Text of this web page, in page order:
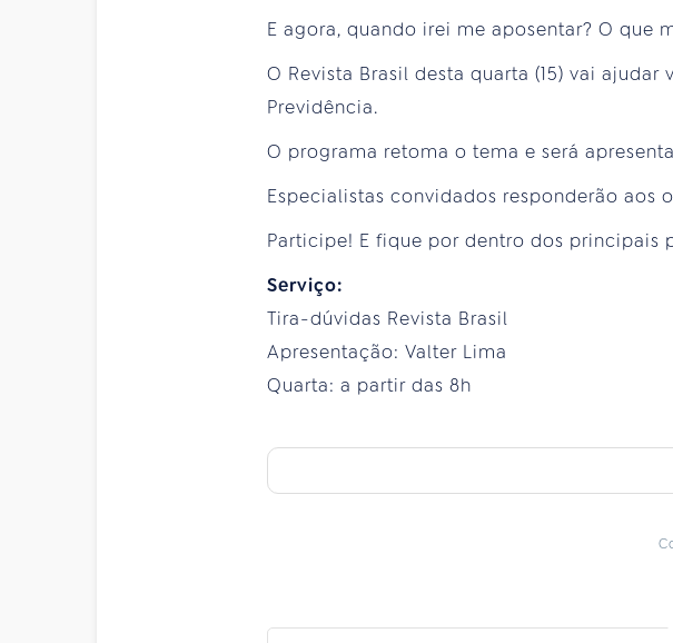
E agora, quando irei me aposentar? O que
O Revista Brasil desta quarta (15) vai
Previdência.
O programa retoma o tema e será
Especialistas convidados responderão aos
Participe! E fique por dentro dos principais
Serviço:
Tira-dúvidas Revista Brasil
Apresentação: Valter Lima
Quarta: a partir das 8h